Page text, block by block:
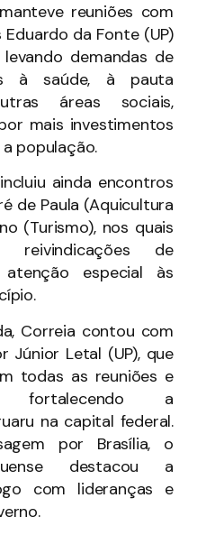
reuniões com
da Fonte (UP)
demandas de
à saúde, à pauta
áreas sociais,
mais investimentos
população.
ainda encontros
de Paula (Aquicultura
(Turismo), nos quais
reivindicações de
especial às
Correia contou com
Júnior Letal (UP), que
todas as reuniões e
fortalecendo a
na capital federal.
por Brasília, o
destacou a
com lideranças e